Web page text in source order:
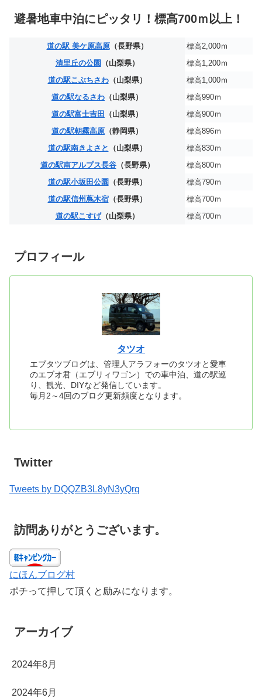
避暑地車中泊にピッタリ！標高700ｍ以上！
道の駅 美ケ原高原（長野県）
標高2,000ｍ
清里丘の公園 （山梨県）
標高1,200ｍ
道の駅こぶちさわ（山梨県）
標高1,000ｍ
道の駅なるさわ （山梨県）
標高990ｍ
道の駅富士吉田
（山梨県）
標高900ｍ
道の駅朝霧高原 （静岡県）
標高896ｍ
道の駅南きよさと （山梨県）
標高830ｍ
道の駅南アルプス長谷（長野県）
標高800ｍ
道の駅小坂田公園 （長野県）
標高790ｍ
道の駅信州蔦木宿（長野県）
標高700ｍ
道の駅こすげ（山梨県） 標高700ｍ
プロフィール
タツオ
エブタツブログは、管理人アラフォーのタツオと愛車
のエブオ君（エブリィワゴン）での車中泊、道の駅巡
り、観光、DIYなど発信しています。
毎月2～4回のブログ更新頻度となります。
Twitter
Tweets by DQQZB3L8yN3yQrq
訪問ありがとうございます。
にほんブログ村
ポチって押して頂くと励みになります。
アーカイブ
2024年8月
2024年6月